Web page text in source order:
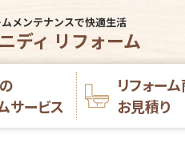
メンテナンスで快適生活
ディ リフォーム
サービス
リフォー
お見積り